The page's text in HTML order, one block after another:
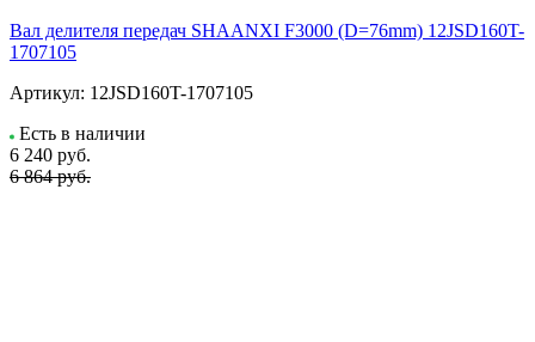
Вал делителя передач SHAANXI F3000 (D=76mm) 12JSD160T-
1707105
Артикул: 12JSD160T-1707105
Есть в наличии
6 240 руб.
6 864 руб.